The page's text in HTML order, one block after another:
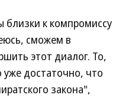
к компромиссу
сможем в
этот диалог. То,
уже достаточно, что
закона",